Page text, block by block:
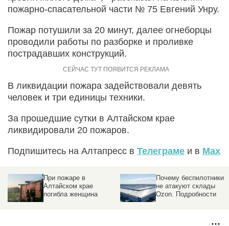
пожарно-спасательной части № 75 Евгений Унру.
Пожар потушили за 20 минут, далее огнеборцы
проводили работы по разборке и проливке
пострадавших конструкций.
В ликвидации пожара задействовали девять
человек и три единицы техники.
За прошедшие сутки в Алтайском крае
ликвидировали 20 пожаров.
Подпишитесь на Алтапресс в Телеграме и в Max
При пожаре в
Алтайском крае
погибла женщина
Почему беспилотники
не атакуют склады
Ozon. Подробности